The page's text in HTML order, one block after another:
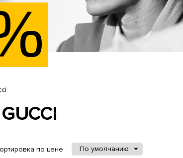
по цене По умолчанию